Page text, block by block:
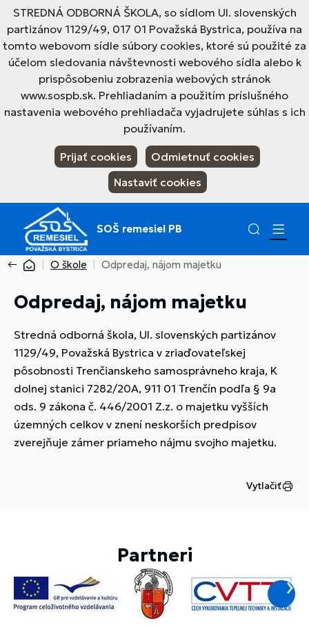
STREDNÁ ODBORNÁ ŠKOLA, so sídlom Ul. slovenských
partizánov 1129/49, 017 01 Považská Bystrica, používa na
tomto webovom sídle súbory cookies, ktoré sú použité za
účelom sledovania návštevnosti webového sídla alebo k
prispôsobeniu zobrazenia webových stránok
www.sospb.sk. Prehliadaním a použitím príslušného
nastavenia webového prehliadača vyjadrujete súhlas s ich
používaním.
Prijať cookies
Odmietnuť cookies
Nastaviť cookies
SOŠ remesiel PB
O škole Odpredaj, nájom majetku
Odpredaj, nájom majetku
Stredná odborná škola, Ul. slovenských partizánov
1129/49, Považská Bystrica v zriaďovateľskej
pôsobnosti Trenčianskeho samosprávneho kraja, K
dolnej stanici 7282/20A, 911 01 Trenčín podľa § 9a
ods. 9 zákona č. 446/2001 Z.z. o majetku vyšších
územných celkov v znení neskorších predpisov
zverejňuje zámer priameho nájmu svojho majetku.
Vytlačiť
Partneri